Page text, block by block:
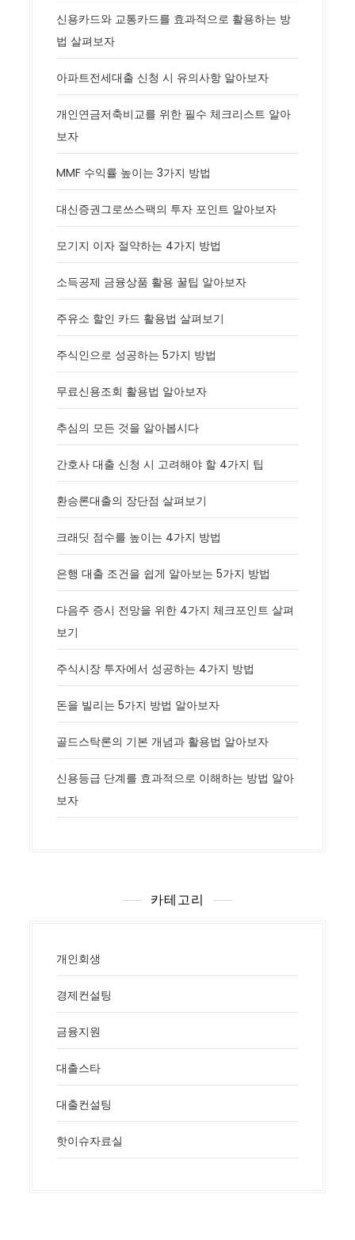
신용카드와 교통카드를 효과적으로 활용하는 방
법 살펴보자
아파트전세대출 신청 시 유의사항 알아보자
개인연금저축비교를 위한 필수 체크리스트 알아
보자
MMF 수익률 높이는 3가지 방법
대신증권그로쓰스팩의 투자 포인트 알아보자
모기지 이자 절약하는 4가지 방법
소득공제 금융상품 활용 꿀팁 알아보자
주유소 할인 카드 활용법 살펴보기
주식인으로 성공하는 5가지 방법
무료신용조회 활용법 알아보자
추심의 모든 것을 알아봅시다
간호사 대출 신청 시 고려해야 할 4가지 팁
환승론대출의 장단점 살펴보기
크래딧 점수를 높이는 4가지 방법
은행 대출 조건을 쉽게 알아보는 5가지 방법
다음주 증시 전망을 위한 4가지 체크포인트 살펴
보기
주식시장 투자에서 성공하는 4가지 방법
돈을 빌리는 5가지 방법 알아보자
골드스탁론의 기본 개념과 활용법 알아보자
신용등급 단계를 효과적으로 이해하는 방법 알아
보자
카테고리
개인회생
경제컨설팅
금융지원
대출스타
대출컨설팅
핫이슈자료실